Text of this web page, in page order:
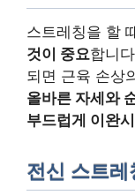
스트레칭을 할
것이 중요합니
되면 근육 손상
올바른 자세와
부드럽게 이완
전신 스트레